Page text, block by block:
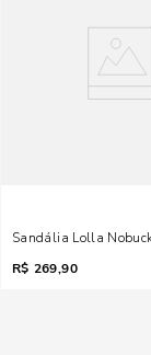
Sandália Lolla
R$ 269,90